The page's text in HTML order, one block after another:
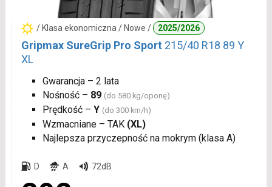
/ Klasa ekonomiczna / Nowe / 2025/2026
Gripmax SureGrip Pro Sport 215/40 R18 89 Y
XL
Gwarancja – 2 lata
Nośność – 89 (do 580 kg/oponę)
Prędkość – Y (do 300 km/h)
Wzmacniane – TAK (XL)
Najlepsza przyczepność na mokrym (klasa A)
D A 72dB